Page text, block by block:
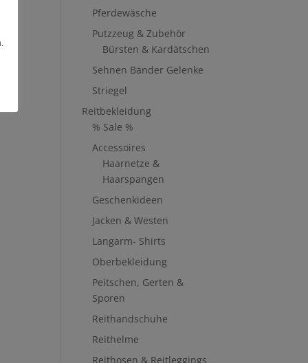
Pferdewäsche
Putzzeug & Zubehör
Bürsten & Kardätschen
Sehnen Bänder Gelenke
Striegel
Reitbekleidung
% Sale %
Accessoires
Haarnetze &
Haarspangen
Geschenkideen
Jacken & Westen
Langarm- Shirts
Oberbekleidung
Peitschen, Gerten &
Sporen
Reithandschuhe
Reithelme
Reithosen & Reitleggings